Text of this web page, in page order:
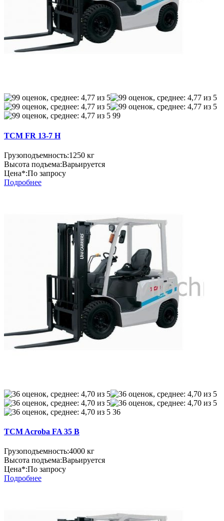
99
TCM FR 13-7 H
Грузоподъемность:1250 кг
Высота подъема:Варьируется
Цена*:По запросу
Подробнее
36
TCM Acroba FA 35 B
Грузоподъемность:4000 кг
Высота подъема:Варьируется
Цена*:По запросу
Подробнее